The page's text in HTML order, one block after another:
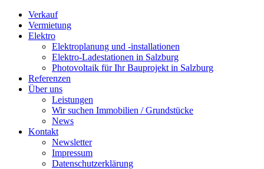
Verkauf
Vermietung
Elektro
Elektroplanung und -installationen
Elektro-Ladestationen in Salzburg
Photovoltaik für Ihr Bauprojekt in Salzburg
Referenzen
Über uns
Leistungen
Wir suchen Immobilien / Grundstücke
News
Kontakt
Newsletter
Impressum
Datenschutzerklärung